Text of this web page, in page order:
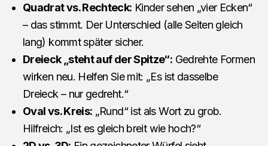
Quadrat vs. Rechteck: Kinder sehen „vier Ecken“
– das stimmt. Der Unterschied (alle Seiten gleich
lang) kommt später sicher.
Dreieck „steht auf der Spitze“: Gedrehte Formen
wirken neu. Helfen Sie mit: „Es ist dasselbe
Dreieck – nur gedreht.“
Oval vs. Kreis: „Rund“ ist als Wort zu grob.
Hilfreich: „Ist es gleich breit wie hoch?“